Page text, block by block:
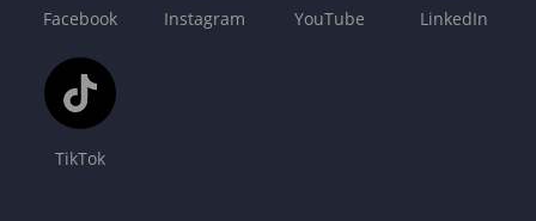
Facebook Instagram YouTube LinkedIn
TikTok